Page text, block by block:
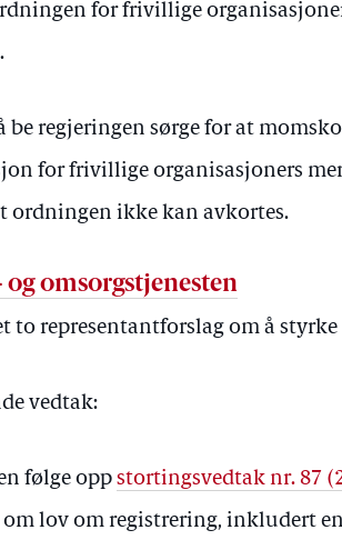
for frivillige
be regjeringen sørge for at
for frivillige organisasjoners
ordningen ikke kan avkortes.
omsorgstjenesten
to representantforslag om å
vedtak:
følge oppstortingsvedtak nr. 87
om lov om registrering, inkludert